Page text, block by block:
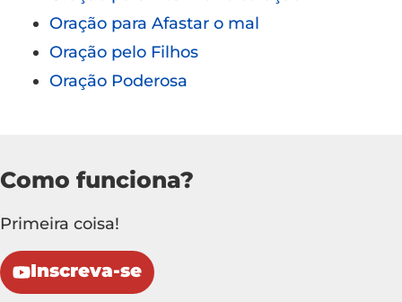
Oração para Afastar o mal
Oração pelo Filhos
Oração Poderosa
Como funciona?
Primeira coisa!
Inscreva-se